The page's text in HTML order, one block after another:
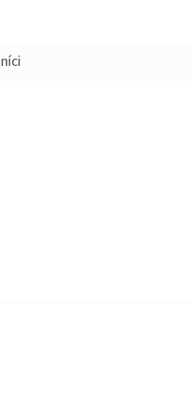
je 5 z 5 hviezdičiek.
je 5 z 5 hviezdičiek.